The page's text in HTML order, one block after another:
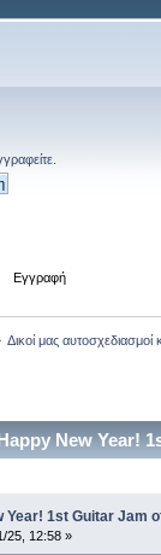
Εγγραφή
Δικοί μας αυτοσχεδιασμοί
New Year!
Year! 1st Guitar Jam
25, 12:58 »